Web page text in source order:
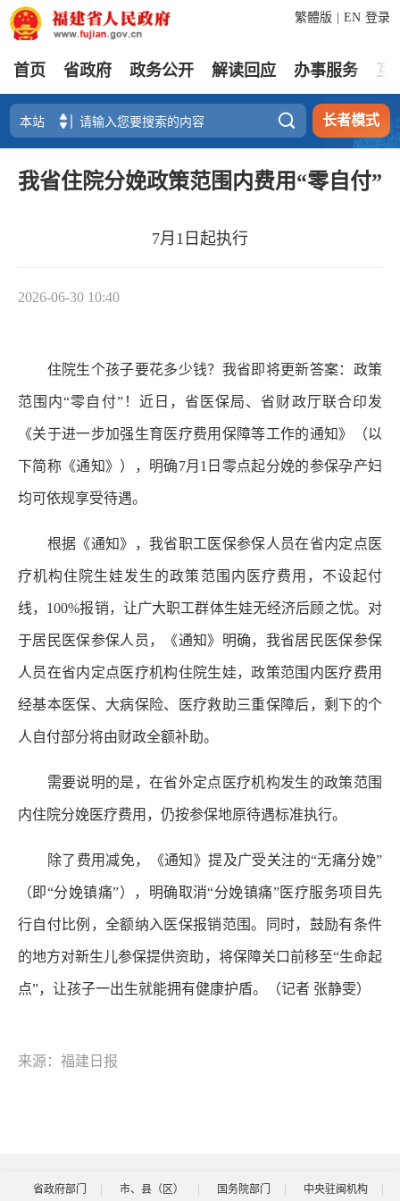
登录
繁體版 EN
首页 省政府 政务公开 解读回应 办事服务 互
 长者模式
我省住院分娩政策范围内费用“零自付”
7月1日起执行
2026-06-30 10:40
住院生个孩子要花多少钱？我省即将更新答案：政策
范围内“零自付”！近日，省医保局、省财政厅联合印发
《关于进一步加强生育医疗费用保障等工作的通知》（以
下简称《通知》），明确7月1日零点起分娩的参保孕产妇
均可依规享受待遇。
根据《通知》，我省职工医保参保人员在省内定点医
疗机构住院生娃发生的政策范围内医疗费用，不设起付
线，100%报销，让广大职工群体生娃无经济后顾之忧。对
于居民医保参保人员，《通知》明确，我省居民医保参保
人员在省内定点医疗机构住院生娃，政策范围内医疗费用
经基本医保、大病保险、医疗救助三重保障后，剩下的个
人自付部分将由财政全额补助。
需要说明的是，在省外定点医疗机构发生的政策范围
内住院分娩医疗费用，仍按参保地原待遇标准执行。
除了费用减免，《通知》提及广受关注的“无痛分娩”
（即“分娩镇痛”），明确取消“分娩镇痛”医疗服务项目先
行自付比例，全额纳入医保报销范围。同时，鼓励有条件
的地方对新生儿参保提供资助，将保障关口前移至“生命起
点”，让孩子一出生就能拥有健康护盾。（记者 张静雯）
来源：福建日报
省政府部门 市、县（区） 国务院部门 中央驻闽机构